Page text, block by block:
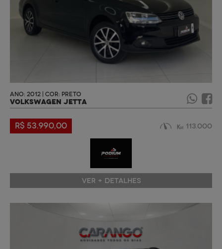
ANO: 2012 | COR: PRETO
VOLKSWAGEN JETTA
R$ 53.990,00 113.000
VER + DETALHES